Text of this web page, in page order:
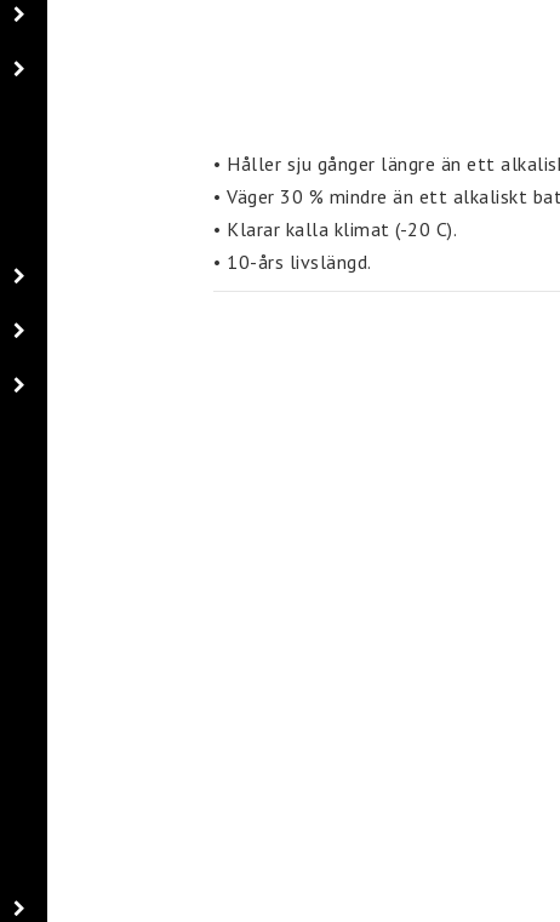
• Håller sju gånger längre än ett
• Väger 30 % mindre än ett alkaliskt
• Klarar kalla klimat (-20 C).
• 10-års livslängd.